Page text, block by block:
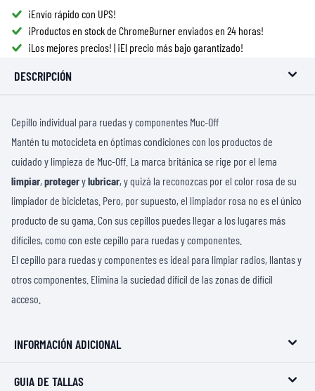
¡Envío rápido con UPS!
¡Productos en stock de ChromeBurner enviados en 24 horas!
¡Los mejores precios! | ¡El precio más bajo garantizado!
DESCRIPCIÓN
Cepillo individual para ruedas y componentes Muc-Off
Mantén tu motocicleta en óptimas condiciones con los productos de
cuidado y limpieza de Muc-Off. La marca británica se rige por el lema
limpiar, protegerylubricar, y quizá la reconozcas por el color rosa de su
limpiador de bicicletas . Pero, por supuesto, el limpiador rosa no es el único
producto de su gama. Con sus cepillos puedes llegar a los lugares más
difíciles, como con este cepillo para ruedas y componentes.
El cepillo para ruedas y componentes es ideal para limpiar radios, llantas y
otros componentes. Elimina la suciedad difícil de las zonas de difícil
acceso.
INFORMACIÓN ADICIONAL
GUIA DE TALLAS